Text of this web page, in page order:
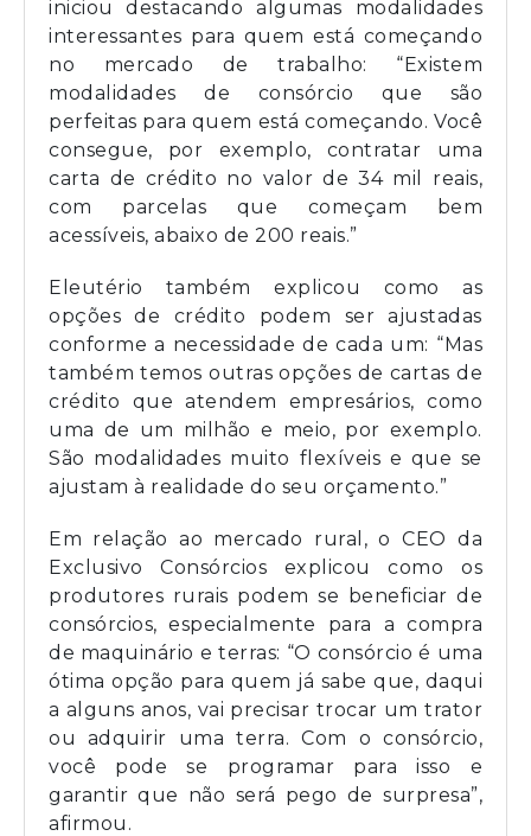
iniciou destacando algumas modalidades
interessantes para quem está começando
no mercado de trabalho: “Existem
modalidades de consórcio que são
perfeitas para quem está começando. Você
consegue, por exemplo, contratar uma
carta de crédito no valor de 34 mil reais,
com parcelas que começam bem
acessíveis, abaixo de 200 reais.”
Eleutério também explicou como as
opções de crédito podem ser ajustadas
conforme a necessidade de cada um: “Mas
também temos outras opções de cartas de
crédito que atendem empresários, como
uma de um milhão e meio, por exemplo.
São modalidades muito flexíveis e que se
ajustam à realidade do seu orçamento.”
Em relação ao mercado rural, o CEO da
Exclusivo Consórcios explicou como os
produtores rurais podem se beneficiar de
consórcios, especialmente para a compra
de maquinário e terras: “O consórcio é uma
ótima opção para quem já sabe que, daqui
a alguns anos, vai precisar trocar um trator
ou adquirir uma terra. Com o consórcio,
você pode se programar para isso e
garantir que não será pego de surpresa”,
afirmou.